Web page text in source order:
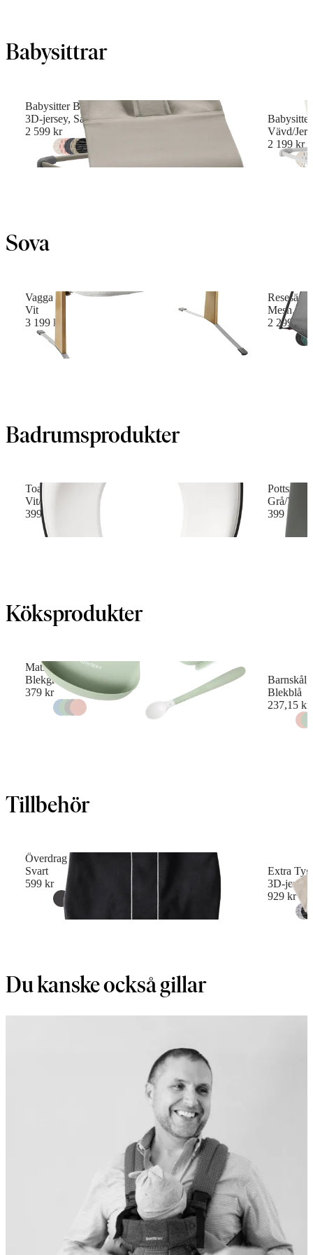
Babysittrar
Babysitter Bliss
3D-jersey, Sandgrå
2 599 kr
Vävd/
2 199 kr
Sova
Vagga
Vit
3 199 kr
Mesh,
2 299 kr
Badrumsprodukter
Toalettsits
Vit/Svart
399 kr
Pottstol
Grå/Vit
399 kr
Köksprodukter
Matningsset, 3 delar
Blekgrön
379 kr
Barnskål,
Blekblå
237,15 kr
Tillbehör
Överdrag till Bärsele
Svart
599 kr
Extra
3D-
929 kr
Du kanske också gillar